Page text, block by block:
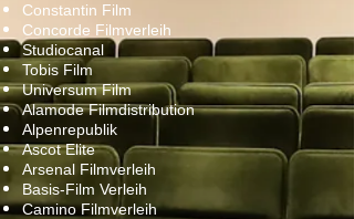
Constantin Film
Concorde Filmverleih
Studiocanal
Tobis Film
Universum Film
Alamode Filmdistribution
Alpenrepublik
Ascot Elite
Arsenal Filmverleih
Basis-Film Verleih
Camino Filmverleih